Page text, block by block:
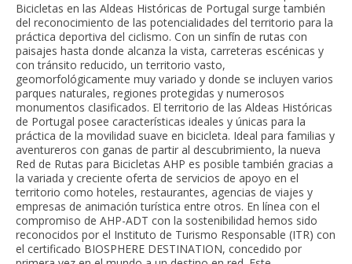
Bicicletas en las Aldeas Históricas de Portugal surge también
del reconocimiento de las potencialidades del territorio para la
práctica deportiva del ciclismo. Con un sinfín de rutas con
paisajes hasta donde alcanza la vista, carreteras escénicas y
con tránsito reducido, un territorio vasto,
geomorfológicamente muy variado y donde se incluyen varios
parques naturales, regiones protegidas y numerosos
monumentos clasificados. El territorio de las Aldeas Históricas
de Portugal posee características ideales y únicas para la
práctica de la movilidad suave en bicicleta. Ideal para familias y
aventureros con ganas de partir al descubrimiento, la nueva
Red de Rutas para Bicicletas AHP es posible también gracias a
la variada y creciente oferta de servicios de apoyo en el
territorio como hoteles, restaurantes, agencias de viajes y
empresas de animación turística entre otros. En línea con el
compromiso de AHP-ADT con la sostenibilidad hemos sido
reconocidos por el Instituto de Turismo Responsable (ITR) con
el certificado BIOSPHERE DESTINATION, concedido por